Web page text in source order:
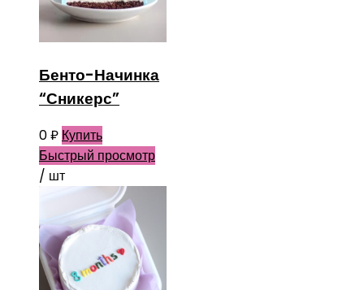
Бенто-Начинка
“Сникерс”
0₽ Купить
Быстрый просмотр
/ шт